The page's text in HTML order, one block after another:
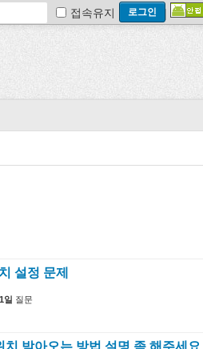
접속유지
설정 문제
일 질문
받아오는 방법 설명 좀 해주세요